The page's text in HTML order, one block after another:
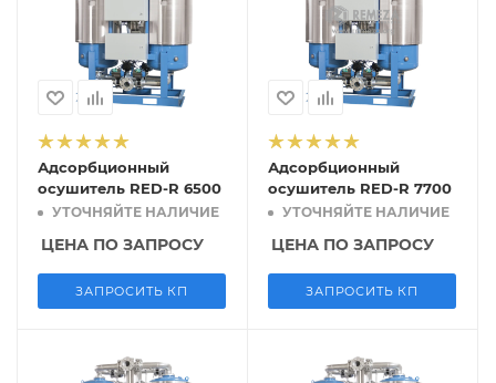
Адсорбционный
осушитель RED-R 6500
УТОЧНЯЙТЕ НАЛИЧИЕ
ЦЕНА ПО ЗАПРОСУ
ЗАПРОСИТЬ КП
Адсорбционный
осушитель RED-R 7700
УТОЧНЯЙТЕ НАЛИЧИЕ
ЦЕНА ПО ЗАПРОСУ
ЗАПРОСИТЬ КП